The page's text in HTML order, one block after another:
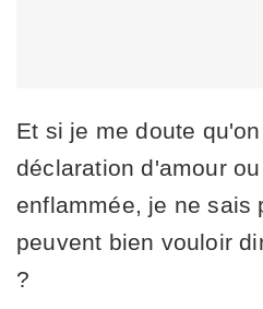
Et si je me doute
déclaration d'amour
enflammée, je ne sais
peuvent bien vouloir
?